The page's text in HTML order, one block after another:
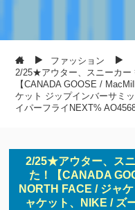
ファッション
2/25★アウター、スニーカー
【CANADA GOOSE /
ケット ジップインバーサミ
イパーフライNEXT%
2/25★アウター、ス
た！【CANADA
NORTH FACE / ジャ
ャケット、NIKE / ズ